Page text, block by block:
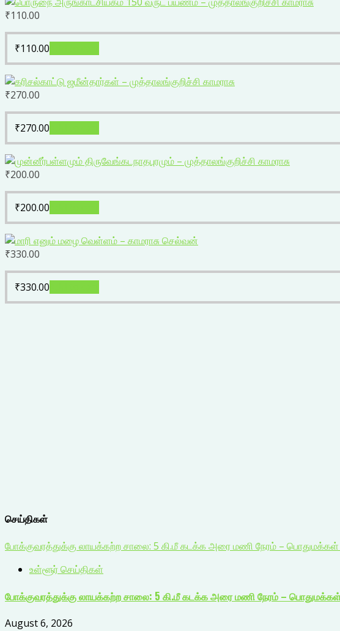
₹110.00
₹110.00
₹270.00
₹270.00
₹200.00
₹200.00
₹330.00
₹330.00
செய்திகள்
போக்குவரத்துக்கு லாயக்கற்ற சாலை: 5 கி.மீ கடக்க அரை மணி நேரம் –
உள்ளூர் செய்திகள்
போக்குவரத்துக்கு லாயக்கற்ற சாலை: 5 கி.மீ கடக்க அரை மணி நேரம் –
August 6, 2026